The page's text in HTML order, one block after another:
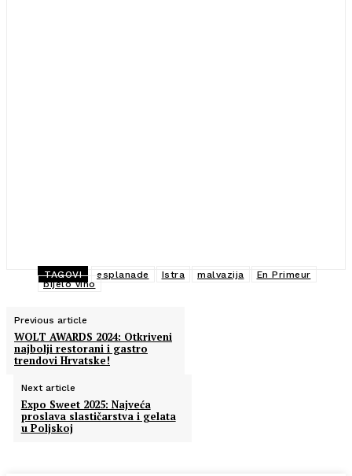
TAGOVI esplanade Istra malvazija
En Primeur
bijelo vino
Previous article
WOLT AWARDS 2024: Otkriveni
najbolji restorani i gastro
trendovi Hrvatske!
Next article
Expo Sweet 2025: Najveća
proslava slastičarstva i gelata
u Poljskoj